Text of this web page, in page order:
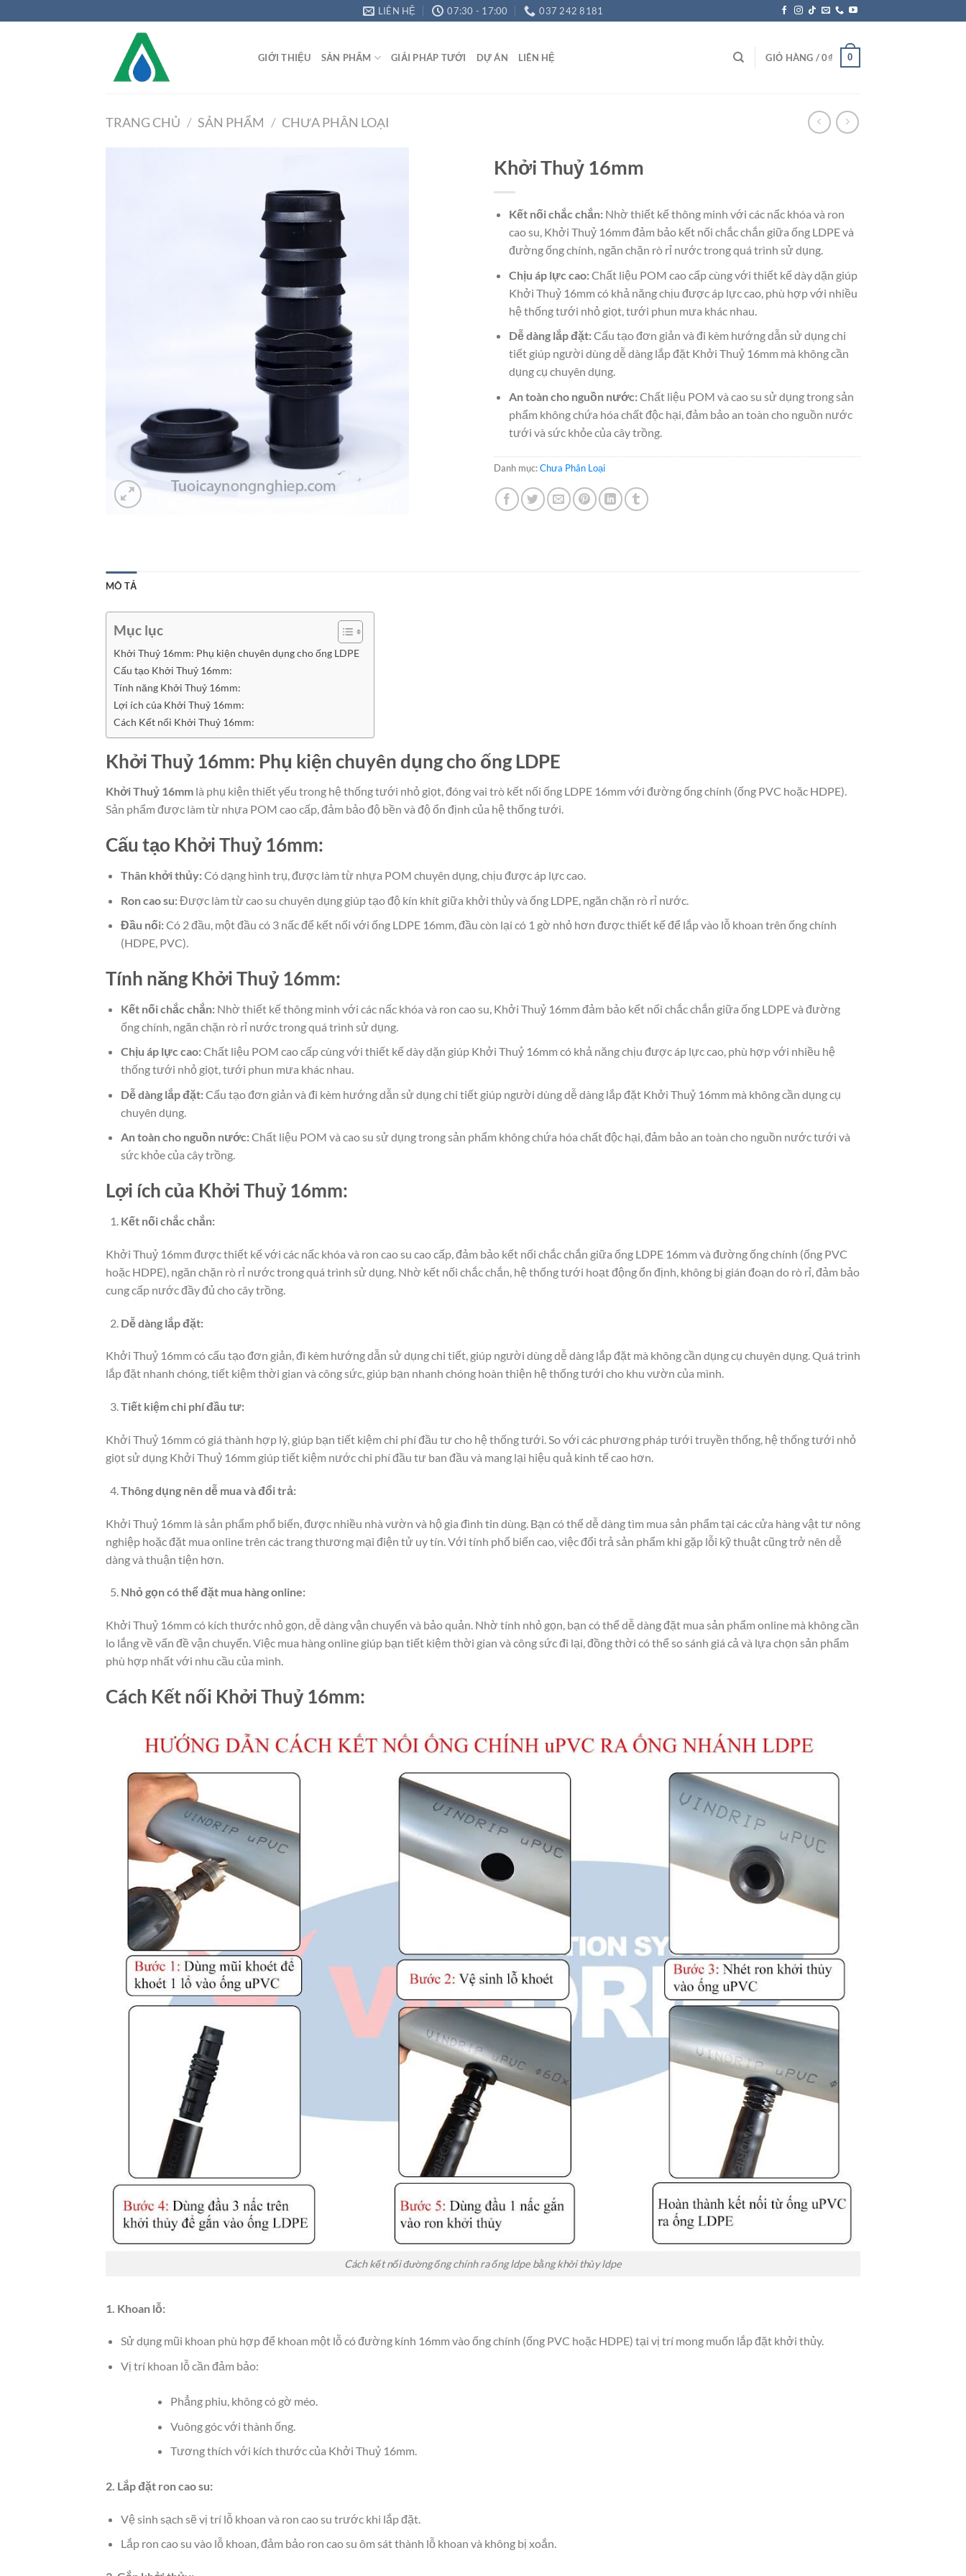
đến
LIÊN HỆ 07:30 - 17:00 037 242 8181
GIỚI THIỆU SẢN PHẨM GIẢI PHÁP TƯỚI DỰ ÁN LIÊN HỆ GIỎ HÀNG /0₫ 0
TRANG CHỦ / SẢN PHẨM / CHƯA PHÂN LOẠI
Khởi Thuỷ 16mm
Kết nối chắc chắn:Nhờ thiết kế thông minh với các nấc khóa và ron
cao su, Khởi Thuỷ 16mm đảm bảo kết nối chắc chắn giữa ống LDPE và
đường ống chính, ngăn chặn rò rỉ nước trong quá trình sử dụng.
Chịu áp lực cao:Chất liệu POM cao cấp cùng với thiết kế dày dặn giúp
Khởi Thuỷ 16mm có khả năng chịu được áp lực cao, phù hợp với nhiều
hệ thống tưới nhỏ giọt, tưới phun mưa khác nhau.
Dễ dàng lắp đặt:Cấu tạo đơn giản và đi kèm hướng dẫn sử dụng chi
tiết giúp người dùng dễ dàng lắp đặt Khởi Thuỷ 16mm mà không cần
dụng cụ chuyên dụng.
An toàn cho nguồn nước:Chất liệu POM và cao su sử dụng trong sản
phẩm không chứa hóa chất độc hại, đảm bảo an toàn cho nguồn nước
tưới và sức khỏe của cây trồng.
Danh mục:Chưa Phân Loại
MÔ TẢ
Mục lục
Khởi Thuỷ 16mm: Phụ kiện chuyên dụng cho ống LDPE
Cấu tạo Khởi Thuỷ 16mm:
Tính năng Khởi Thuỷ 16mm:
Lợi ích của Khởi Thuỷ 16mm:
Cách Kết nối Khởi Thuỷ 16mm:
Khởi Thuỷ 16mm: Phụ kiện chuyên dụng cho ống LDPE
Khởi Thuỷ 16mm là phụ kiện thiết yếu trong hệ thống tưới nhỏ giọt, đóng vai trò kết nối ống LDPE 16mm với đường ống chính (ống PVC hoặc HDPE).
Sản phẩm được làm từ nhựa POM cao cấp, đảm bảo độ bền và độ ổn định của hệ thống tưới.
Cấu tạo Khởi Thuỷ 16mm:
Thân khởi thủy:Có dạng hình trụ, được làm từ nhựa POM chuyên dụng, chịu được áp lực cao.
Ron cao su:Được làm từ cao su chuyên dụng giúp tạo độ kín khít giữa khởi thủy và ống LDPE, ngăn chặn rò rỉ nước.
Đầu nối:Có 2 đầu, một đầu có 3 nấc để kết nối với ống LDPE 16mm, đầu còn lại có 1 gờ nhỏ hơn được thiết kế để lắp vào lỗ khoan trên ống chính
(HDPE, PVC).
Tính năng Khởi Thuỷ 16mm:
Kết nối chắc chắn:Nhờ thiết kế thông minh với các nấc khóa và ron cao su, Khởi Thuỷ 16mm đảm bảo kết nối chắc chắn giữa ống LDPE và đường
ống chính, ngăn chặn rò rỉ nước trong quá trình sử dụng.
Chịu áp lực cao:Chất liệu POM cao cấp cùng với thiết kế dày dặn giúp Khởi Thuỷ 16mm có khả năng chịu được áp lực cao, phù hợp với nhiều hệ
thống tưới nhỏ giọt, tưới phun mưa khác nhau.
Dễ dàng lắp đặt:Cấu tạo đơn giản và đi kèm hướng dẫn sử dụng chi tiết giúp người dùng dễ dàng lắp đặt Khởi Thuỷ 16mm mà không cần dụng cụ
chuyên dụng.
An toàn cho nguồn nước:Chất liệu POM và cao su sử dụng trong sản phẩm không chứa hóa chất độc hại, đảm bảo an toàn cho nguồn nước tưới và
sức khỏe của cây trồng.
Lợi ích của Khởi Thuỷ 16mm:
Kết nối chắc chắn:
Khởi Thuỷ 16mm được thiết kế với các nấc khóa và ron cao su cao cấp, đảm bảo kết nối chắc chắn giữa ống LDPE 16mm và đường ống chính (ống PVC
hoặc HDPE), ngăn chặn rò rỉ nước trong quá trình sử dụng. Nhờ kết nối chắc chắn, hệ thống tưới hoạt động ổn định, không bị gián đoạn do rò rỉ, đảm bảo
cung cấp nước đầy đủ cho cây trồng.
Dễ dàng lắp đặt:
Khởi Thuỷ 16mm có cấu tạo đơn giản, đi kèm hướng dẫn sử dụng chi tiết, giúp người dùng dễ dàng lắp đặt mà không cần dụng cụ chuyên dụng. Quá trình
lắp đặt nhanh chóng, tiết kiệm thời gian và công sức, giúp bạn nhanh chóng hoàn thiện hệ thống tưới cho khu vườn của mình.
Tiết kiệm chi phí đầu tư:
Khởi Thuỷ 16mm có giá thành hợp lý, giúp bạn tiết kiệm chi phí đầu tư cho hệ thống tưới. So với các phương pháp tưới truyền thống, hệ thống tưới nhỏ
giọt sử dụng Khởi Thuỷ 16mm giúp tiết kiệm nước chi phí đầu tư ban đầu và mang lại hiệu quả kinh tế cao hơn.
Thông dụng nên dễ mua và đổi trả:
Khởi Thuỷ 16mm là sản phẩm phổ biến, được nhiều nhà vườn và hộ gia đình tin dùng. Bạn có thể dễ dàng tìm mua sản phẩm tại các cửa hàng vật tư nông
nghiệp hoặc đặt mua online trên các trang thương mại điện tử uy tín. Với tính phổ biến cao, việc đổi trả sản phẩm khi gặp lỗi kỹ thuật cũng trở nên dễ
dàng và thuận tiện hơn.
Nhỏ gọn có thể đặt mua hàng online:
Khởi Thuỷ 16mm có kích thước nhỏ gọn, dễ dàng vận chuyển và bảo quản. Nhờ tính nhỏ gọn, bạn có thể dễ dàng đặt mua sản phẩm online mà không cần
lo lắng về vấn đề vận chuyển. Việc mua hàng online giúp bạn tiết kiệm thời gian và công sức đi lại, đồng thời có thể so sánh giá cả và lựa chọn sản phẩm
phù hợp nhất với nhu cầu của mình.
Cách Kết nối Khởi Thuỷ 16mm:
Cách kết nối đường ống chính ra ống ldpe bằng khởi thủy ldpe
1. Khoan lỗ:
Sử dụng mũi khoan phù hợp để khoan một lỗ có đường kính 16mm vào ống chính (ống PVC hoặc HDPE) tại vị trí mong muốn lắp đặt khởi thủy.
Vị trí khoan lỗ cần đảm bảo:
Phẳng phiu, không có gờ méo.
Vuông góc với thành ống.
Tương thích với kích thước của Khởi Thuỷ 16mm.
2. Lắp đặt ron cao su:
Vệ sinh sạch sẽ vị trí lỗ khoan và ron cao su trước khi lắp đặt.
Lắp ron cao su vào lỗ khoan, đảm bảo ron cao su ôm sát thành lỗ khoan và không bị xoắn.